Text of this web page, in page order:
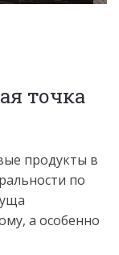
точка
продукты в
по
а особенно